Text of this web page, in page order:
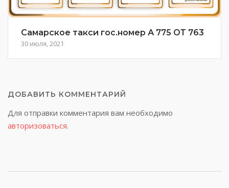
Самарское такси гос.номер А 775 ОТ 763
30 июля, 2021
ДОБАВИТЬ КОММЕНТАРИЙ
Для отправки комментария вам необходимо
авторизоваться.